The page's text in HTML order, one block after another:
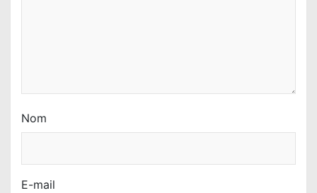
Nom
E-mail